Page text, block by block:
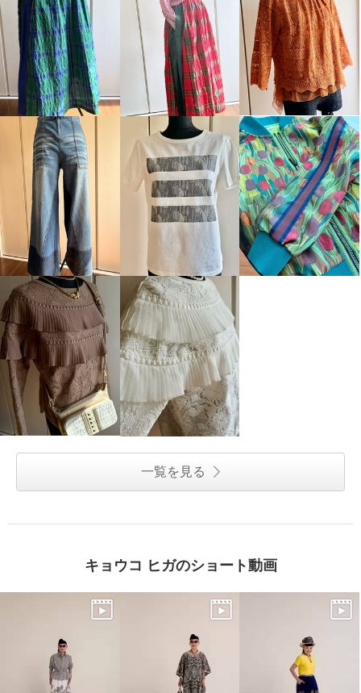
一覧を見る
キョウコ ヒガのショート動画